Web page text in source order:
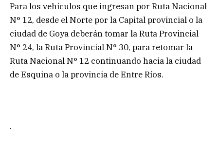
Para los vehículos que ingresan por Ruta Nacional
N° 12, desde el Norte por la Capital provincial o la
ciudad de Goya deberán tomar la Ruta Provincial
N° 24, la Ruta Provincial N° 30, para retomar la
Ruta Nacional N° 12 continuando hacia la ciudad
de Esquina o la provincia de Entre Ríos.
.